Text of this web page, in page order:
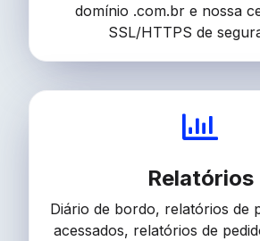
domínio .com.br e nossa
SSL/HTTPS de
Relatórios
Diário de bordo, relatórios de
acessados, relatórios de